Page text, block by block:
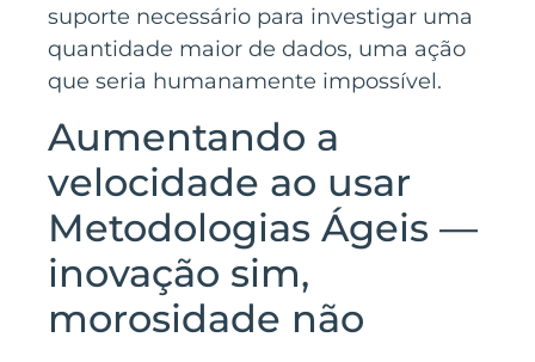
suporte necessário para investigar uma
quantidade maior de dados, uma ação
que seria humanamente impossível.
Aumentando a
velocidade ao usar
Metodologias Ágeis —
inovação sim,
morosidade não